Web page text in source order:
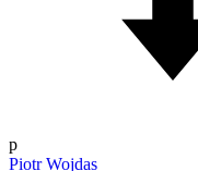
p
Piotr Wojdas